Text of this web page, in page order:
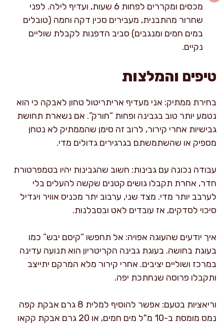
מכסים ומקררים לפחות 6 שעות, ועדיף לילה. לפני
שחרור מהתבנית, מעבירים סכין דקה וחמה (טובלים
במים חמים ומנגבים) סביב הדפנות לקבלת שוליים
נקיים.
טיפים והמלצות
בחירת ממתיק: אני מעדיף אריתריטול טחון לאבקה כי הוא
נטמע יותר טוב בגבינה ופחות “חורק”. אם נשארת תחושת
גבישיות אחרי קירור, לרוב זה סימן שהממתיק לא נטחן
מספיק או שהשתמשתם בגרגירים גדולים מדי.
עבודה נכונה עם גבינות: חשוב שהגבינות יהיו בטמפרטורת
חדר, אחרת תקבלו גושים קטנים שקשה להעלים בלי
לערבב יותר מדי. מצד שני, ערבוב יתר מכניס אוויר ויגדיל
סיכוי לסדקים, אז עובדים לאט ובסבלנות.
איך יודעים שהעוגה אפויה: אל תחפשו “קיסם יבש” כמו
בעוגת בחושה. בעוגת גבינה הקריטריון הוא תנועה עדינה
במרכז ושוליים יציבים. אחרי קירור מלא המרקם יתייצב
ותקבלו פרוסה שנחתכת יפה.
וריאציות בטעם: אפשר להוסיף למלית 8 גרם אבקת קפה
נמס מומסת ב-10 מ"ל מים חמים, או 20 גרם אבקת קקאו